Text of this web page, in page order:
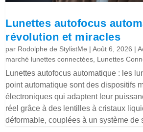
Lunettes autofocus
révolution et miracles
par Rodolphe de StylistMe |Août 6, 2026 |
marché lunettes connectées, Lunettes
Lunettes autofocus automatique : les
point automatique sont des dispositifs
électroniques qui adaptent leur
réel grâce à des lentilles à cristaux
déformable, couplées à un système de